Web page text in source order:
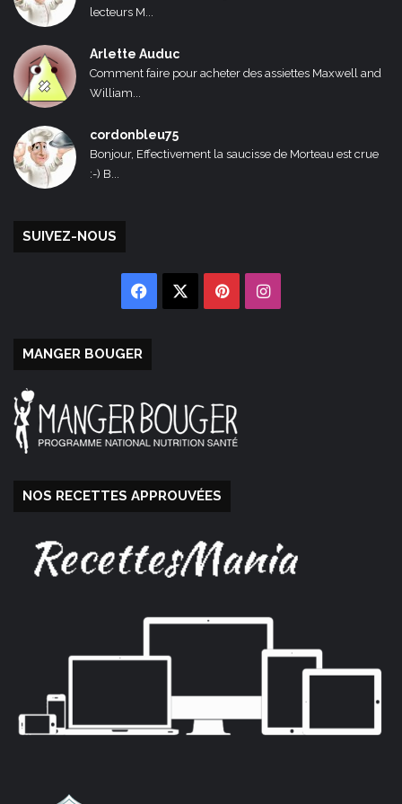
lecteurs M...
Arlette Auduc
Comment faire pour acheter des assiettes Maxwell and
William...
cordonbleu75
Bonjour, Effectivement la saucisse de Morteau est crue
:-) B...
SUIVEZ-NOUS
Facebook PinterestInstagram
MANGER BOUGER
NOS RECETTES APPROUVÉES